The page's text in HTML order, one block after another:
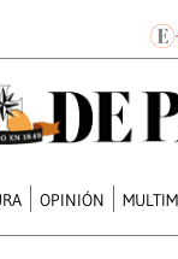
OPINIÓN